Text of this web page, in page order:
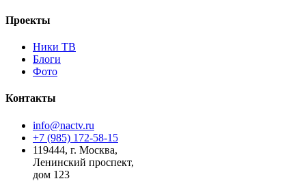
Проекты
Ники ТВ
Блоги
Фото
Контакты
info@nactv.ru
+7 (985) 172-58-15
119444, г. Москва,
Ленинский проспект,
дом 123